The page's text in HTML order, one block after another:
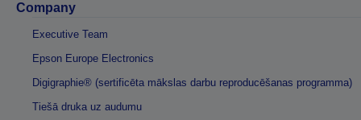
Company
Executive Team
Epson Europe Electronics
Digigraphie® (sertificēta mākslas darbu reproducēšanas programma)
Tiešā druka uz audumu